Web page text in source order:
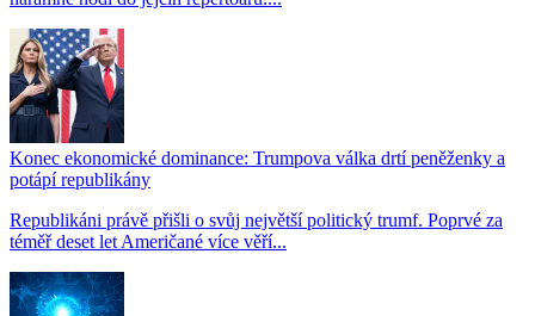
Konec ekonomické dominance: Trumpova válka drtí peněženky a
potápí republikány
Republikáni právě přišli o svůj největší politický trumf. Poprvé za
téměř deset let Američané více věří...